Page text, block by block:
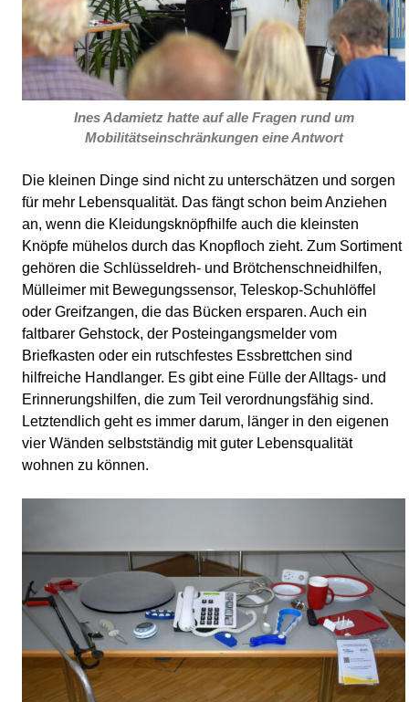
Ines Adamietz hatte auf alle Fragen rund um
Mobilitätseinschränkungen eine Antwort
Die kleinen Dinge sind nicht zu unterschätzen und sorgen
für mehr Lebensqualität. Das fängt schon beim Anziehen
an, wenn die Kleidungsknöpfhilfe auch die kleinsten
Knöpfe mühelos durch das Knopfloch zieht. Zum Sortiment
gehören die Schlüsseldreh- und Brötchenschneidhilfen,
Mülleimer mit Bewegungssensor, Teleskop-Schuhlöffel
oder Greifzangen, die das Bücken ersparen. Auch ein
faltbarer Gehstock, der Posteingangsmelder vom
Briefkasten oder ein rutschfestes Essbrettchen sind
hilfreiche Handlanger. Es gibt eine Fülle der Alltags- und
Erinnerungshilfen, die zum Teil verordnungsfähig sind.
Letztendlich geht es immer darum, länger in den eigenen
vier Wänden selbstständig mit guter Lebensqualität
wohnen zu können.